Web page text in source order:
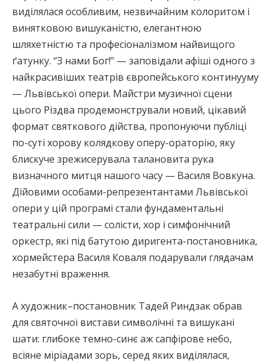
виділялася особливим, незвичайним колоритом і
винятковою вишуканістю, елегантною
шляхетністю та професіоналізмом найвищого
ґатунку. “З нами Бог!” — заповідали афіші одного з
найкрасивіших театрів європейського континууму
— Львівської опери. Майстри музичної сцени
цього Різдва продемонстрували новий, цікавий
формат святкового дійства, пропонуючи публіці
по-суті хорову колядкову оперу-ораторію, яку
блискуче зрежисерувала талановита рука
визначного митця нашого часу — Василя Вовкуна.
Дійовими особами-репрезентантами Львівської
опери у цій програмі стали фундаментальні
театральні сили — солісти, хор і симфонічний
оркестр, які під батутою диригента-постановника,
хормейстера Василя Коваля подарували глядачам
незабутні враження.
А художник–постановник Тадей Риндзак обрав
для святочної вистави символічні та вишукані
шати: глибоке темно-синє аж сапфірове небо,
всіяне міріадами зорь, серед яких виділялася,